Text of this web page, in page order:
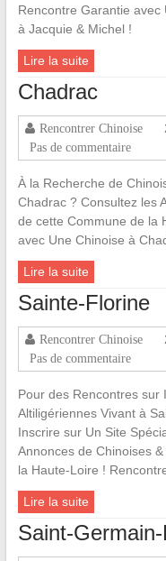
Rencontre Garantie avec
à Jacquie & Michel !
Lire la suite
Chadrac
Rencontrer Chinoise
Pas de commentaire
À la Recherche de
Chadrac ? Consultez les
de cette Commune de la
avec Une Chinoise à
Lire la suite
Sainte-Florine
Rencontrer Chinoise
Pas de commentaire
Pour des Rencontres sur
Altiligériennes Vivant à
Inscrire sur Un Site
Annonces de Chinoises
la Haute-Loire !
Lire la suite
Saint-